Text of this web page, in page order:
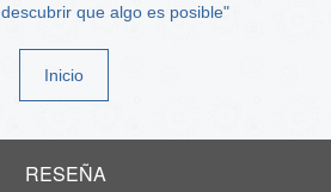
que algo es posible"
Inicio
RESEÑA